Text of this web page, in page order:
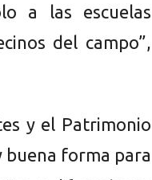
a las escuelas
del campo”,
y el Patrimonio
buena forma para